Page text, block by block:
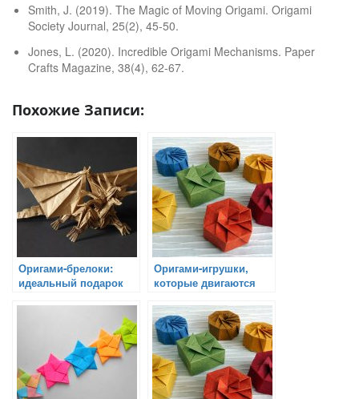
Smith, J. (2019). The Magic of Moving Origami. Origami
Society Journal, 25(2), 45-50.
Jones, L. (2020). Incredible Origami Mechanisms. Paper
Crafts Magazine, 38(4), 62-67.
Похожие Записи:
Оригами-брелоки:
идеальный подарок
Оригами-игрушки,
которые двигаются